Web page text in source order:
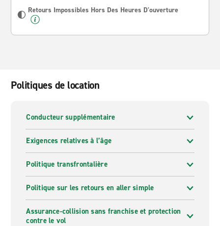
Retours Impossibles Hors Des Heures D'ouverture
Politiques de location
Conducteur supplémentaire
Exigences relatives à l’âge
Politique transfrontalière
Politique sur les retours en aller simple
Assurance-collision sans franchise et protection
contre le vol